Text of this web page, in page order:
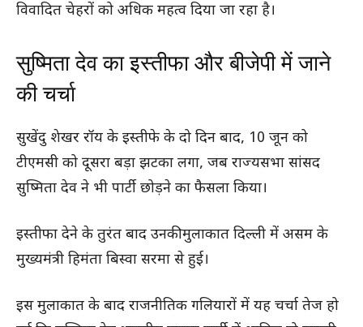
विवादित चेहरों को अधिक महत्व दिया जा रहा है।
सुष्मिता देव का इस्तीफा और बीजेपी में जाने
की चर्चा
सुखेंदु शेखर रॉय के इस्तीफे के दो दिन बाद, 10 जून को
टीएमसी को दूसरा बड़ा झटका लगा, जब राज्यसभा सांसद
सुष्मिता देव ने भी पार्टी छोड़ने का फैसला किया।
इस्तीफा देने के तुरंत बाद उनकी मुलाकात दिल्ली में असम के
मुख्यमंत्री हिमंता बिस्वा सरमा से हुई।
इस मुलाकात के बाद राजनीतिक गलियारों में यह चर्चा तेज हो